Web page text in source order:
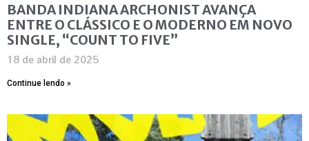
BANDA INDIANA ARCHONIST AVANÇA
ENTRE O CLÁSSICO E O MODERNO EM NOVO
SINGLE, “COUNT TO FIVE”
18 de abril de 2025
Continue lendo »